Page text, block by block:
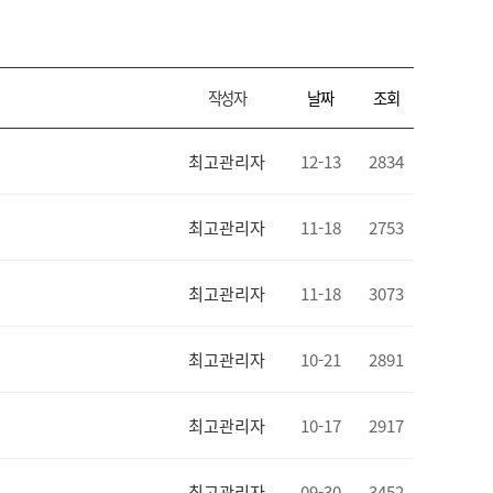
작성자 날짜 조회
최고관리자 12-13 2834
최고관리자 11-18 2753
최고관리자 11-18 3073
최고관리자 10-21 2891
최고관리자 10-17 2917